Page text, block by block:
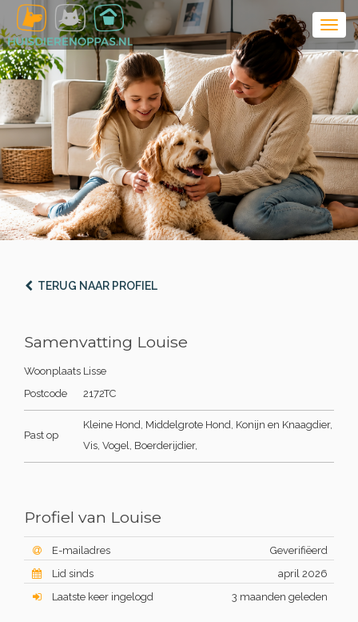
TERUG NAAR PROFIEL
Samenvatting Louise
Woonplaats Lisse
Postcode
2172TC
Past op
Kleine Hond, Middelgrote Hond, Konijn en Knaagdier,
Vis, Vogel, Boerderijdier,
Profiel van Louise
E-mailadres
Geverifiëerd
Lid sinds
april 2026
Laatste keer ingelogd
3 maanden geleden